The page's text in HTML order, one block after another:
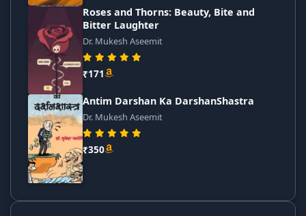
Roses and Thorns: Beauty, Bite and
Bitter Laughter
Dr. Mukesh Aseemit
₹171
Antim Darshan Ka DarshanShastra
Dr. Mukesh Aseemit
₹350